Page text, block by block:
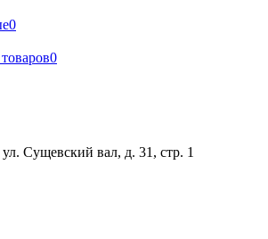
0
0
Сущевский вал, д. 31, стр. 1